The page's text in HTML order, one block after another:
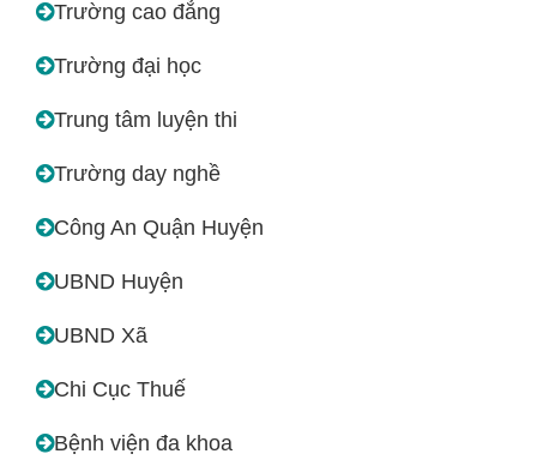
Trường cao đẳng
Trường đại học
Trung tâm luyện thi
Trường day nghề
Công An Quận Huyện
UBND Huyện
UBND Xã
Chi Cục Thuế
Bệnh viện đa khoa